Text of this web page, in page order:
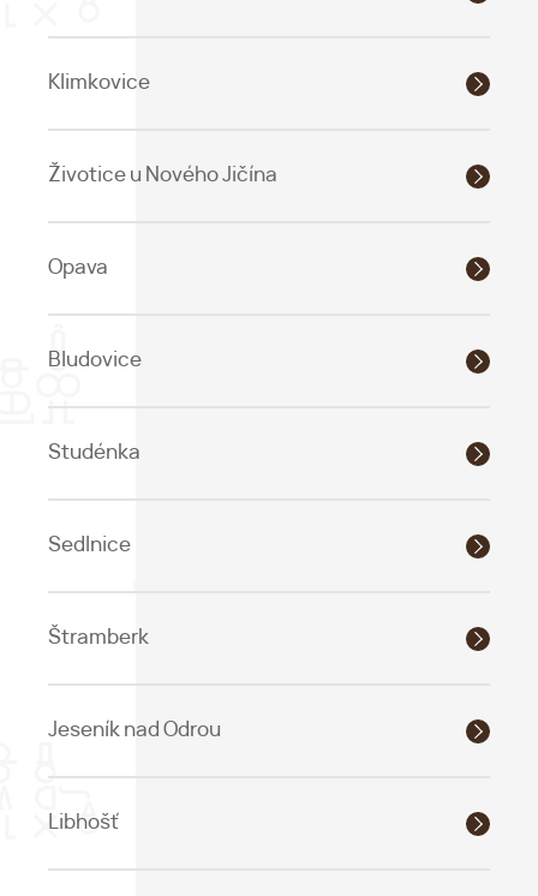
Klimkovice
Životice u Nového Jičína
Opava
Bludovice
Studénka
Sedlnice
Štramberk
Jeseník nad Odrou
Libhošť